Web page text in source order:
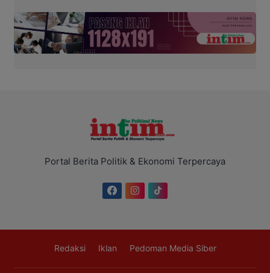
Portal Berita Politik & Ekonomi Terpercaya
Redaksi Iklan Pedoman Media Siber